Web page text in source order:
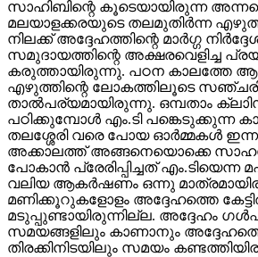
സാഹിബിന്റെ കൂടെയായിരുന്ന
മലയാളക്കരയുടെ തലമുതിര്‍ന്ന
നിലക്ക് അദ്ദേഹത്തിന്റെ മാര്‍ഗ്ഗ
സമുദായത്തിന്റെ അക്ഷരവെളിച്ച
കരുത്തായിരുന്നു. പഠന കാലത്തേ ആ
എഴുത്തിന്റെ ലോകത്തിലൂടെ
താല്‍പര്യമായിരുന്നു. ഒമ്പതാം
പഠിക്കുമ്പോള്‍ എം.ടി പങ്കെടുക്കുന്ന
തലശ്ശേരി വരെ പോയ ഓര്‍മ്മകള്‍
അക്കാലത്ത് അങ്ങനെയൊക്കെ
പോകാന്‍ പ്രേരിപ്പിച്ചത്
വലിയ ആകര്‍ഷണം ഒന്നു
മണിക്കൂറുകളോളം അദ്ദേഹത്തെ
മടുപ്പുണ്ടായിരുന്നില്ല. അദ്ദേഹം
സമയങ്ങളിലും കാണാനും
തിരക്കിനിടയിലും സമയം